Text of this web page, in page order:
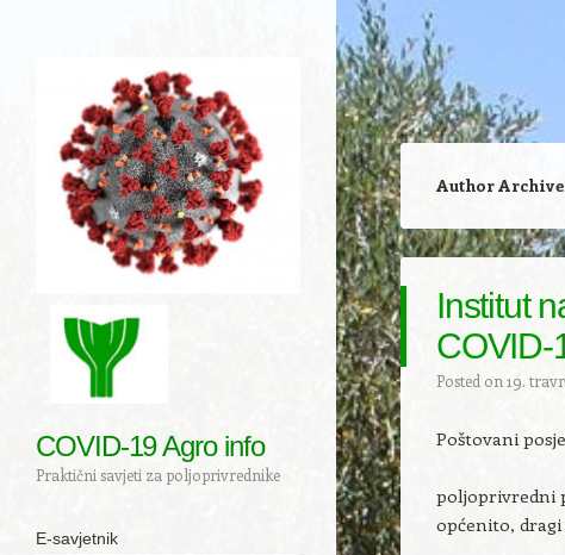
COVID-19 Agro info
Praktični savjeti za poljoprivrednike
Navigation
Skip to content
E-savjetnik
Author
Institut
COVID-
Posted on 19.
Poštovani
poljoprivredni
općenito,